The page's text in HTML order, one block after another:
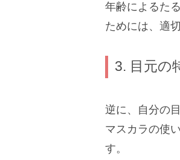
年齢によるた
ためには、適
3. 目元の
逆に、自分の
マスカラの使
す。